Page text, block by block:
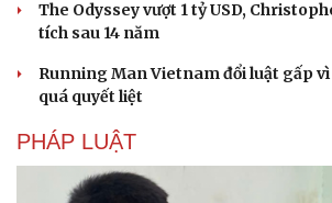
Sân khấu - Điện ảnh
The Odyssey vượt 1 tỷ USD,
tích sau 14 năm
Running Man Vietnam đổi luật gấp
quá quyết liệt
PHÁP LUẬT